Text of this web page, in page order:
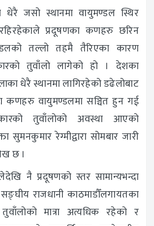
जसो स्थानमा वायुमण्डल स्थिर
प्रदूषणका कणहरु छरिन
तल्लो तहमै तैरिएका कारण
तुवाँलो लागेको हो । देशका
धेरै स्थानमा लागिरहेको डढेलोबाट
कणहरु वायुमण्डलमा सञ्चित हुन गई
तुवाँलोको अवस्था आएको
सुमनकुमार रेग्मीद्वारा सोमबार जारी
छ ।
नै प्रदूषणको स्तर सामान्यभन्दा
राजधानी काठमाडौँलगायतका
तुवाँलोको मात्रा अत्यधिक रहेको र